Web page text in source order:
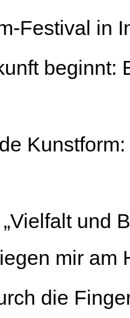
Festival in
beginnt:
und
mir am
die